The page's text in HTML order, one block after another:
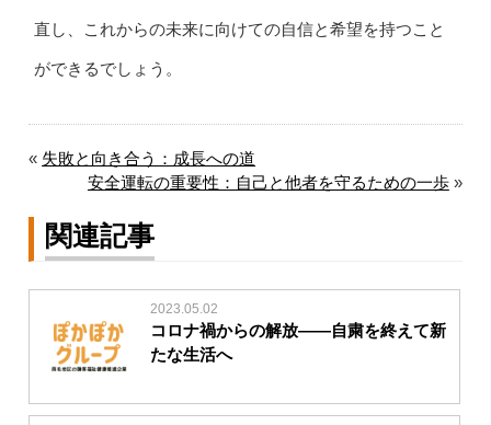
直し、これからの未来に向けての自信と希望を持つこと
ができるでしょう。
« 失敗と向き合う：成長への道
安全運転の重要性：自己と他者を守るための一歩»
関連記事
2023.05.02
コロナ禍からの解放――自粛を終えて新
たな生活へ